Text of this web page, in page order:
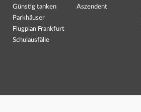
Günstig tanken
Parkhäuser
Flugplan Frankfurt
Schulausfälle
Aszendent